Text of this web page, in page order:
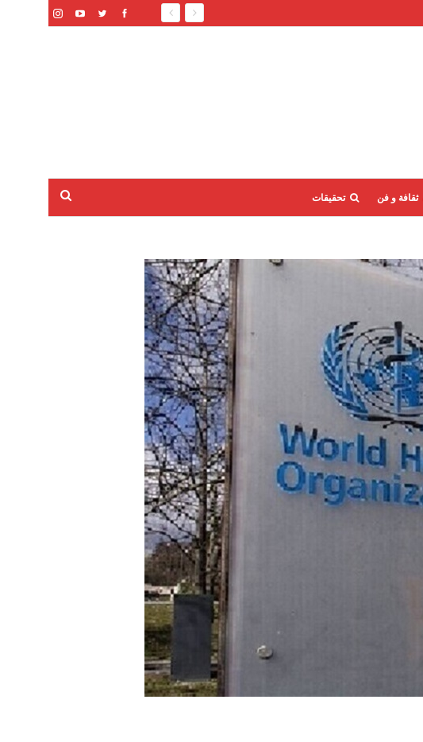
ثقافة و فن تحقيقات